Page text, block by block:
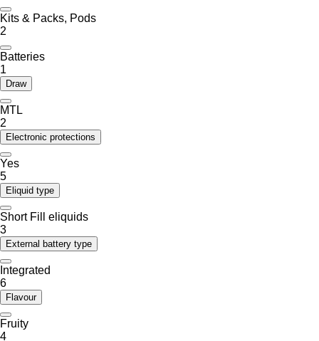
Kits & Packs, Pods
2
Batteries
1
Draw
MTL
2
Electronic protections
Yes
5
Eliquid type
Short Fill eliquids
3
External battery type
Integrated
6
Flavour
Fruity
4